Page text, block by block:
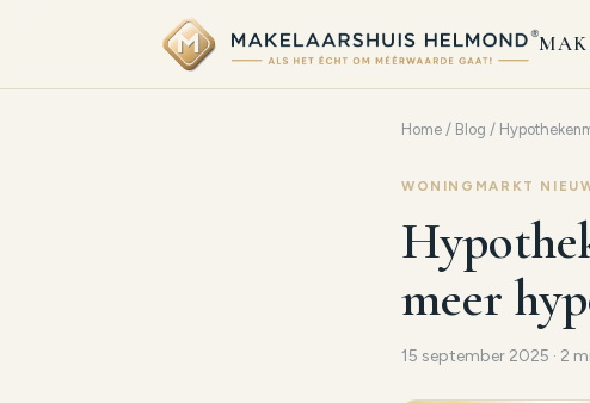
Home / Blog /
WONINGMARKT
meer
15 september 2025 · 2